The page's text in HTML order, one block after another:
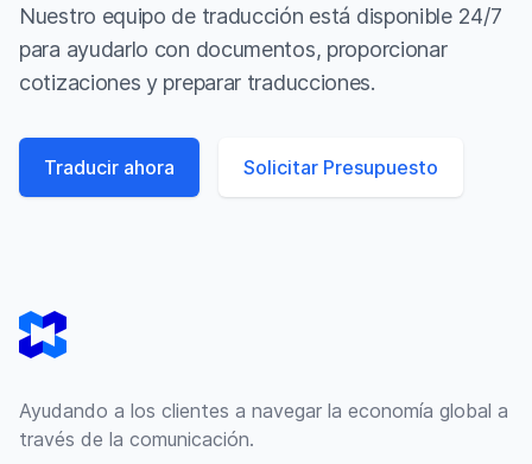
Nuestro equipo de traducción está disponible 24/7
para ayudarlo con documentos, proporcionar
cotizaciones y preparar traducciones.
Traducir ahora Solicitar Presupuesto
Ayudando a los clientes a navegar la economía global a
través de la comunicación.